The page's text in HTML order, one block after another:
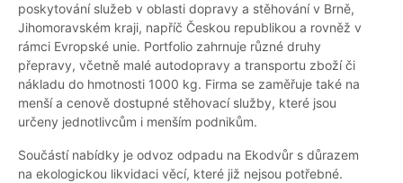
poskytování služeb v oblasti dopravy a stěhování v Brně,
Jihomoravském kraji, napříč Českou republikou a rovněž v
rámci Evropské unie. Portfolio zahrnuje různé druhy
přepravy, včetně malé autodopravy a transportu zboží či
nákladu do hmotnosti 1000 kg. Firma se zaměřuje také na
menší a cenově dostupné stěhovací služby, které jsou
určeny jednotlivcům i menším podnikům.
Součástí nabídky je odvoz odpadu na Ekodvůr s důrazem
na ekologickou likvidaci věcí, které již nejsou potřebné.